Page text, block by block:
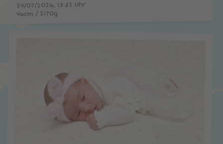
24/07/2026, 13:32 Uhr
46cm / 2170g